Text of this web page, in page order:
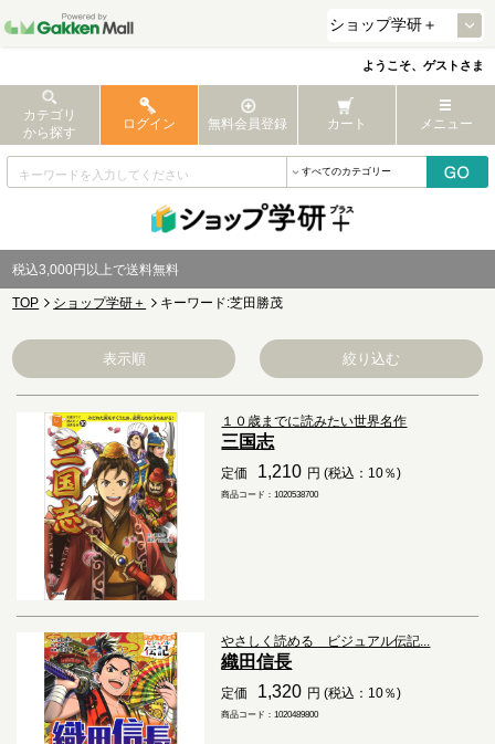
ようこそ、ゲストさま
カテゴリ
から探す
ログイン 無料会員登録 カート メニュー
税込3,000円以上で送料無料
TOP ショップ学研＋ キーワード:芝田勝茂
表示順 絞り込む
１０歳までに読みたい世界名作
三国志
定価 1,210 円 (税込：10％)
商品コード：1020538700
やさしく読める ビジュアル伝記...
織田信長
定価 1,320 円 (税込：10％)
商品コード：1020489800